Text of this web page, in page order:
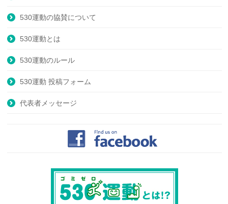
530運動の協賛について
530運動とは
530運動のルール
530運動 投稿フォーム
代表者メッセージ